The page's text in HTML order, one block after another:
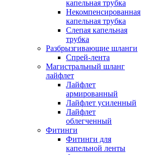
капельная трубка
Некомпенсированная
капельная трубка
Слепая капельная
трубка
Разбрызгивающие шланги
Спрей-лента
Магистральный шланг
лайфлет
Лайфлет
армированный
Лайфлет усиленный
Лайфлет
облегченный
Фитинги
Фитинги для
капельной ленты